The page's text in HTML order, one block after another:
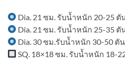
พื้นที่
มี
เครื่องจักร?
ใน
เขต
Dia. 21 ซม. รับน้ำหนัก 20-25
Dia. 21 ซม. รับน้ำหนัก 25-35
Dia. 30 ซม.รับน้ำหนัก 30-50 ตั
SQ. 18×18 ซม. รับน้ำหนัก 18-